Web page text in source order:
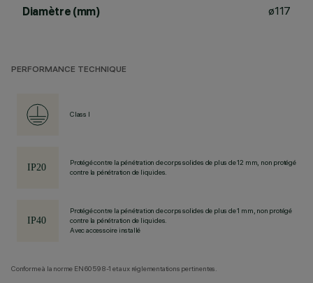
Diamètre (mm) ø117
PERFORMANCE TECHNIQUE
Class I
Protégé contre la pénétration de corps solides de plus de 12 mm, non protégé
contre la pénétration de liquides.
Protégé contre la pénétration de corps solides de plus de 1 mm, non protégé
contre la pénétration de liquides.
Avec accessoire installé
Conforme à la norme EN60598-1 et aux réglementations pertinentes.